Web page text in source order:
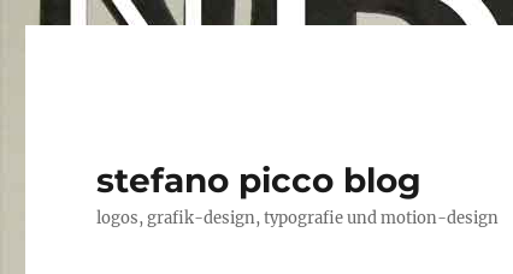
stefano picco blog
logos, grafik-design, typografie und motion-design